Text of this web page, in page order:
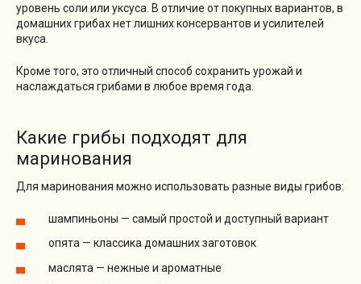
уровень соли или уксуса. В отличие от покупных вариантов, в
домашних грибах нет лишних консервантов и усилителей
вкуса.
Кроме того, это отличный способ сохранить урожай и
наслаждаться грибами в любое время года.
Какие грибы подходят для
маринования
Для маринования можно использовать разные виды грибов:
шампиньоны — самый простой и доступный вариант
опята — классика домашних заготовок
маслята — нежные и ароматные